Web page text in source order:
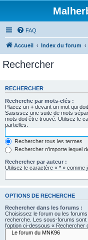
FAQ
Accueil Index du forum
Rechercher
RECHERCHER
Recherche par mots-clés :
Placez un + devant un mot qui
Saisissez une suite de mots
mots doit être trouvé. Utilisez le
partielles.
Rechercher tous les termes
Rechercher n’importe lequel
Rechercher par auteur :
Utilisez le caractère « * » comme
OPTIONS DE RECHERCHE
Rechercher dans les forums :
Choisissez le forum ou les
recherche. Les sous-forums
l’option ci-dessous « Rechercher